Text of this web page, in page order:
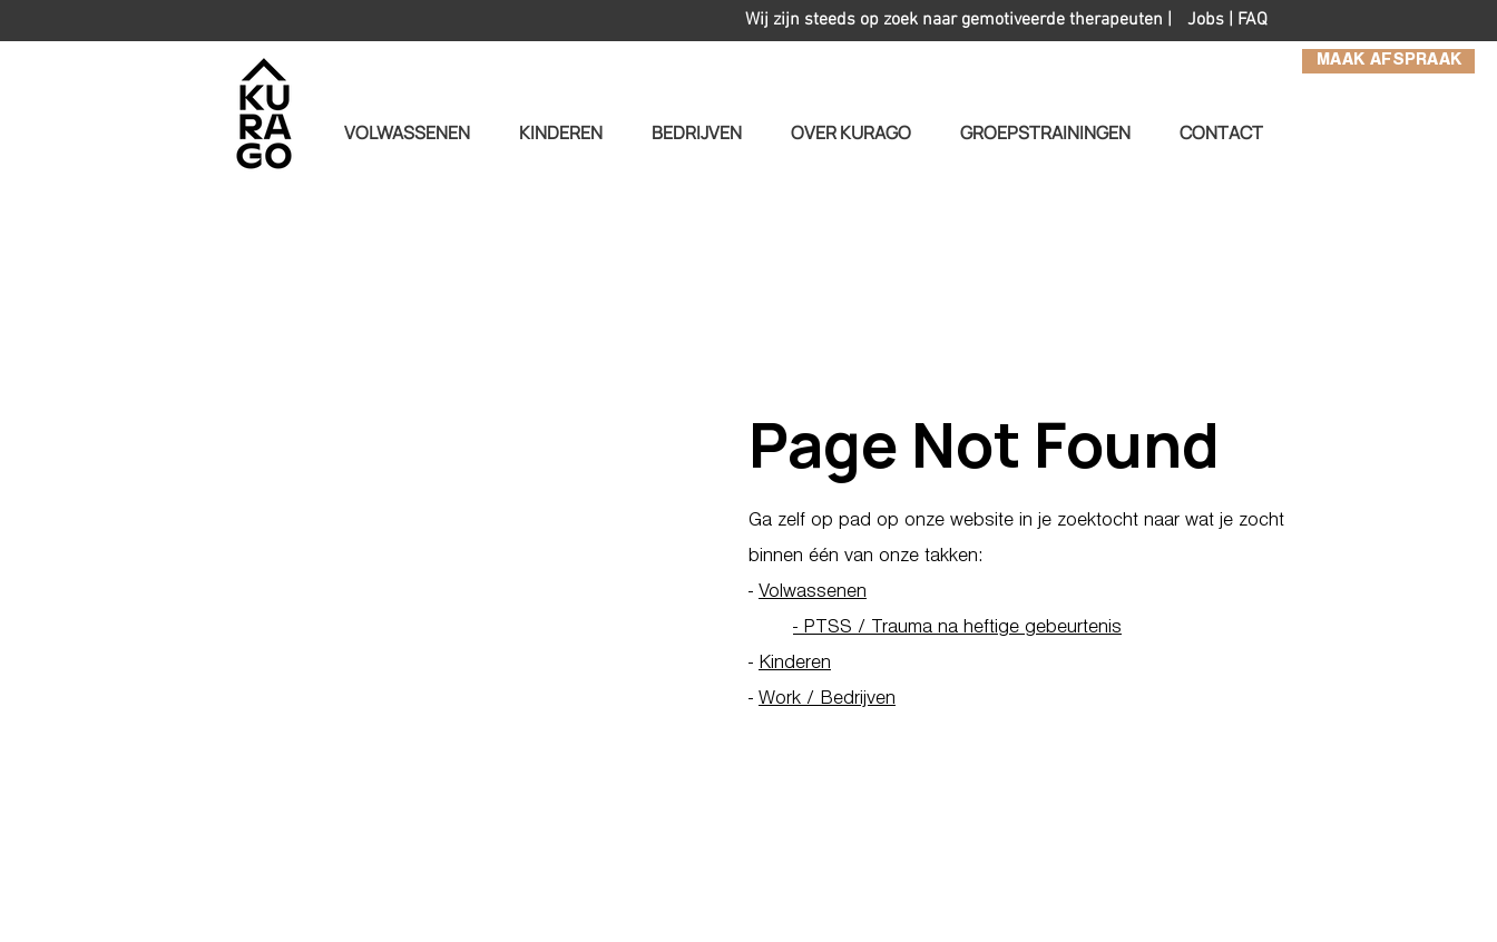
MAAK AFSPRAAK
Jobs | FAQ
Wij zijn steeds op zoek naar gemotiveerde therapeuten |
VOLWASSENEN KINDEREN BEDRIJVEN OVER KURAGO GROEPSTRAININGEN CONTACT
Page Not Found
Ga zelf op pad op onze website in je zoektocht naar wat je zocht
binnen één van onze takken:
- Volwassenen
- PTSS / Trauma na heftige gebeurtenis
- Kinderen
- Work / Bedrijven